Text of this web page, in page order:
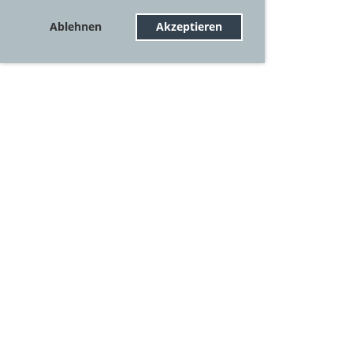
Ablehnen Akzeptieren